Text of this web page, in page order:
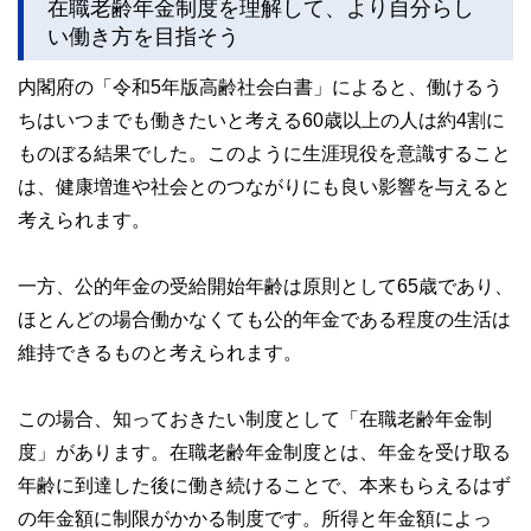
在職老齢年金制度を理解して、より自分らし
い働き方を目指そう
内閣府の「令和5年版高齢社会白書」によると、働けるう
ちはいつまでも働きたいと考える60歳以上の人は約4割に
ものぼる結果でした。このように生涯現役を意識すること
は、健康増進や社会とのつながりにも良い影響を与えると
考えられます。
一方、公的年金の受給開始年齢は原則として65歳であり、
ほとんどの場合働かなくても公的年金である程度の生活は
維持できるものと考えられます。
この場合、知っておきたい制度として「在職老齢年金制
度」があります。在職老齢年金制度とは、年金を受け取る
年齢に到達した後に働き続けることで、本来もらえるはず
の年金額に制限がかかる制度です。所得と年金額によっ